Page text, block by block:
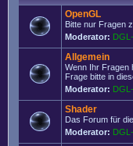
OpenGL
Bitte nur Fragen
Moderator:
Allgemein
Wenn Ihr Fragen
Frage bitte in
Moderator:
Shader
Das Forum für
Moderator: